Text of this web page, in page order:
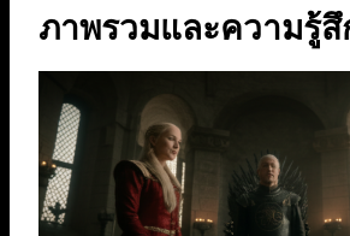
ภาพรวมและความรู้สึ